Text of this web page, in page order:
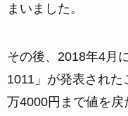
まいました。
その後、2018年4月
1011」が発表され
万4000円まで値を